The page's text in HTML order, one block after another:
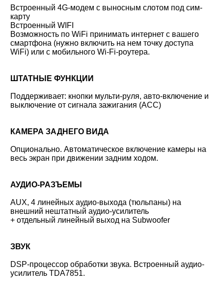
Встроенный 4G-модем с выносным слотом под сим-
карту
Встроенный WIFI
Возможность по WiFi принимать интернет с вашего
смартфона (нужно включить на нем точку доступа
WiFi) или с мобильного Wi-Fi-роутера.
ШТАТНЫЕ ФУНКЦИИ
Поддерживает: кнопки мульти-руля, авто-включение и
выключение от сигнала зажигания (ACC)
КАМЕРА ЗАДНЕГО ВИДА
Опционально. Автоматическое включение камеры на
весь экран при движении задним ходом.
АУДИО-РАЗЪЕМЫ
AUX, 4 линейных аудио-выхода (тюльпаны) на
внешний нештатный аудио-усилитель
+ отдельный линейный выход на Subwoofer
ЗВУК
DSP-процессор обработки звука. Встроенный аудио-
усилитель TDA7851.